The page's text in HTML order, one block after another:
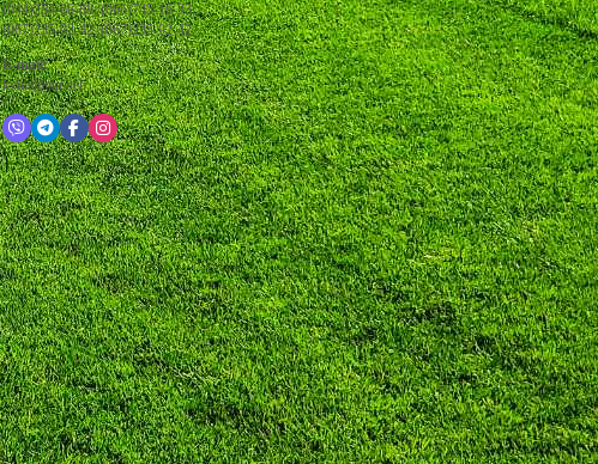
(044)254-66-88;(066)745-16-33;
(067)235-92-42;(067)235-92-42
E-mail:
kvint@ukr.net